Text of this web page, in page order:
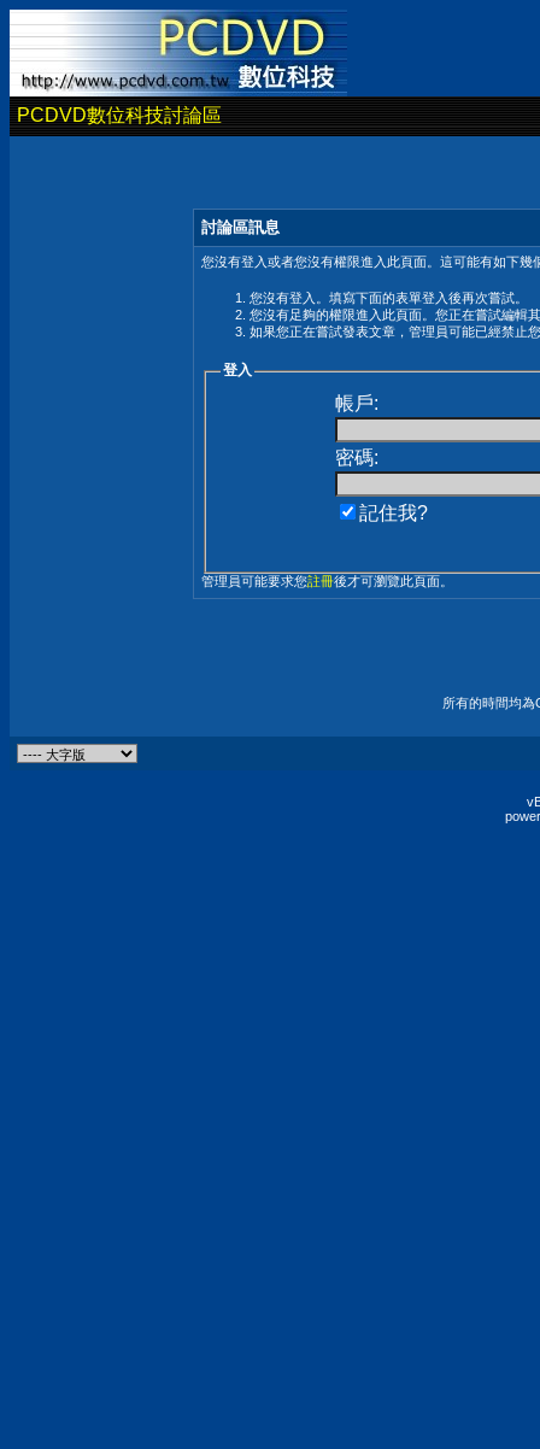
PCDVD數位科技討論區
討論區訊息
您沒有登入或者您沒有權限進入此頁面。這可能有如下幾
您沒有登入。填寫下面的表單登入後再次嘗試。
您沒有足夠的權限進入此頁面。您正在嘗試編輯
如果您正在嘗試發表文章，管理員可能已經禁止
登入
帳戶:
密碼:
記住我?
管理員可能要求您註冊後才可瀏覽此頁面。
所有的時間均為